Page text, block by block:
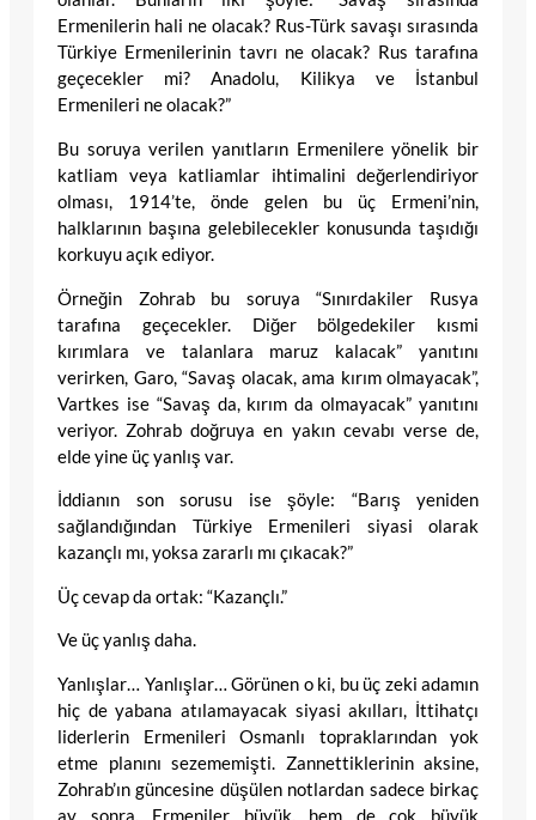
Ermenilerin hali ne olacak? Rus-Türk savaşı sırasında
Türkiye Ermenilerinin tavrı ne olacak? Rus tarafına
geçecekler mi? Anadolu, Kilikya ve İstanbul
Ermenileri ne olacak?”
Bu soruya verilen yanıtların Ermenilere yönelik bir
katliam veya katliamlar ihtimalini değerlendiriyor
olması, 1914’te, önde gelen bu üç Ermeni’nin,
halklarının başına gelebilecekler konusunda taşıdığı
korkuyu açık ediyor.
Örneğin Zohrab bu soruya “Sınırdakiler Rusya
tarafına geçecekler. Diğer bölgedekiler kısmi
kırımlara ve talanlara maruz kalacak” yanıtını
verirken, Garo, “Savaş olacak, ama kırım olmayacak”,
Vartkes ise “Savaş da, kırım da olmayacak” yanıtını
veriyor. Zohrab doğruya en yakın cevabı verse de,
elde yine üç yanlış var.
İddianın son sorusu ise şöyle: “Barış yeniden
sağlandığından Türkiye Ermenileri siyasi olarak
kazançlı mı, yoksa zararlı mı çıkacak?”
Üç cevap da ortak: “Kazançlı.”
Ve üç yanlış daha.
Yanlışlar… Yanlışlar… Görünen o ki, bu üç zeki adamın
hiç de yabana atılamayacak siyasi akılları, İttihatçı
liderlerin Ermenileri Osmanlı topraklarından yok
etme planını sezememişti. Zannettiklerinin aksine,
Zohrab’ın güncesine düşülen notlardan sadece birkaç
ay sonra, Ermeniler büyük, hem de çok büyük